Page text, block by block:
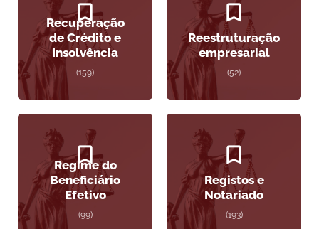
Recuperação
de Crédito e
Insolvência
(159)
Reestruturação
empresarial
(52)
Regime do
Beneficiário
Efetivo
(99)
Registos e
Notariado
(193)